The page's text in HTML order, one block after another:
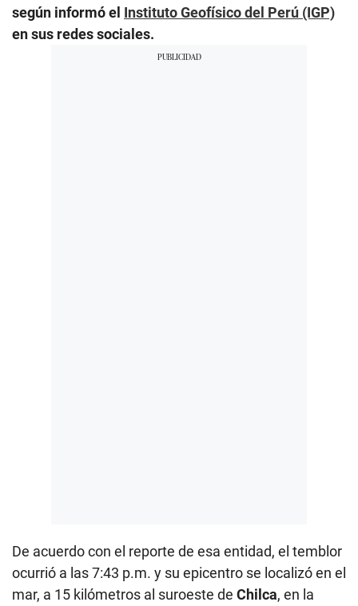
según informó el Instituto Geofísico del Perú (IGP)
en sus redes sociales.
De acuerdo con el reporte de esa entidad, el temblor
ocurrió a las 7:43 p.m. y su epicentro se localizó en el
mar, a 15 kilómetros al suroeste de Chilca, en la